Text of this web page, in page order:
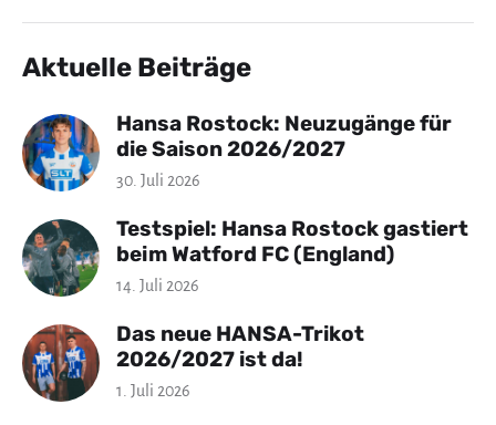
Aktuelle Beiträge
Hansa Rostock: Neuzugänge für
die Saison 2026/2027
30. Juli 2026
Testspiel: Hansa Rostock gastiert
beim Watford FC (England)
14. Juli 2026
Das neue HANSA-Trikot
2026/2027 ist da!
1. Juli 2026